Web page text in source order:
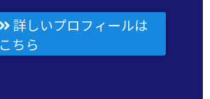
詳しいプロフィールは
こちら